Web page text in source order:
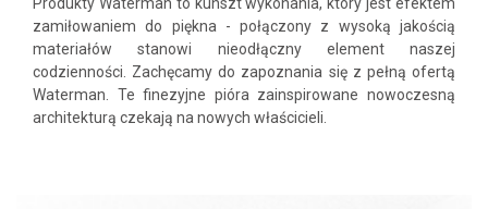
zamiłowaniem do piękna - połączony z wysoką jakością
materiałów stanowi nieodłączny element naszej
codzienności. Zachęcamy do zapoznania się z pełną ofertą
Waterman. Te finezyjne pióra zainspirowane nowoczesną
architekturą czekają na nowych właścicieli.